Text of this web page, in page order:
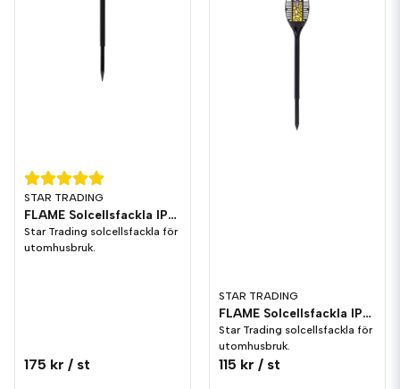
STAR TRADING
FLAME Solcellsfackla IP44 Mönster
Star Trading solcellsfackla för
utomhusbruk.
175 kr / st
STAR TRADING
FLAME Solcellsfackla IP44 3-i-1
Star Trading solcellsfackla för
utomhusbruk.
115 kr / st